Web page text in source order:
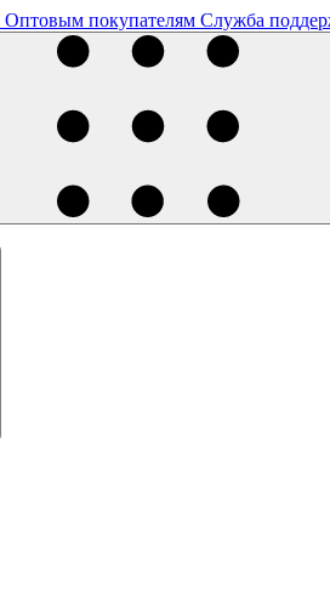
Оптовым покупателям Служба